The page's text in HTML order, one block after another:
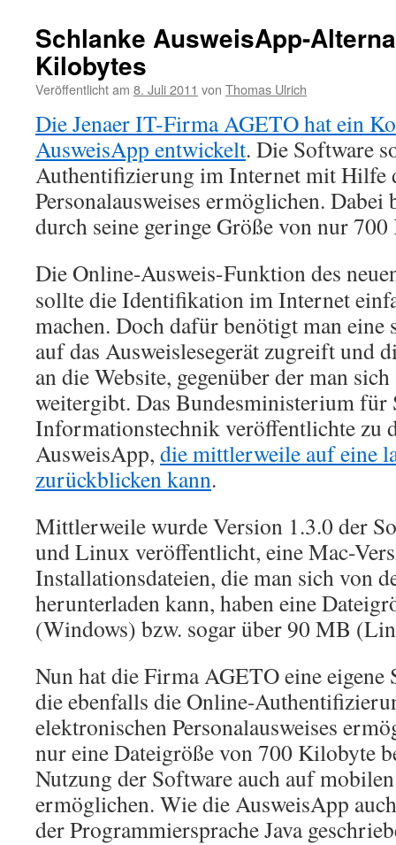
Schlanke AusweisApp-
Kilobytes
Veröffentlicht am 8. Juli 2011 von Thomas Ulrich
Die Jenaer IT-Firma AGETO hat ein
AusweisApp entwickelt. Die Software
Authentifizierung im Internet mit Hilfe
Personalausweises ermöglichen. Dabei
durch seine geringe Größe von nur
Die Online-Ausweis-Funktion des
sollte die Identifikation im Internet
machen. Doch dafür benötigt man eine
auf das Ausweislesegerät zugreift und
an die Website, gegenüber der man
weitergibt. Das Bundesministerium für
Informationstechnik veröffentlichte zu
AusweisApp, die mittlerweile auf eine
zurückblicken kann.
Mittlerweile wurde Version 1.3.0 der
und Linux veröffentlicht, eine Mac-
Installationsdateien, die man sich von
herunterladen kann, haben eine
(Windows) bzw. sogar über 90 MB
Nun hat die Firma AGETO eine eigene
die ebenfalls die Online-
elektronischen Personalausweises
nur eine Dateigröße von 700 Kilobyte
Nutzung der Software auch auf
ermöglichen. Wie die AusweisApp
der Programmiersprache Java